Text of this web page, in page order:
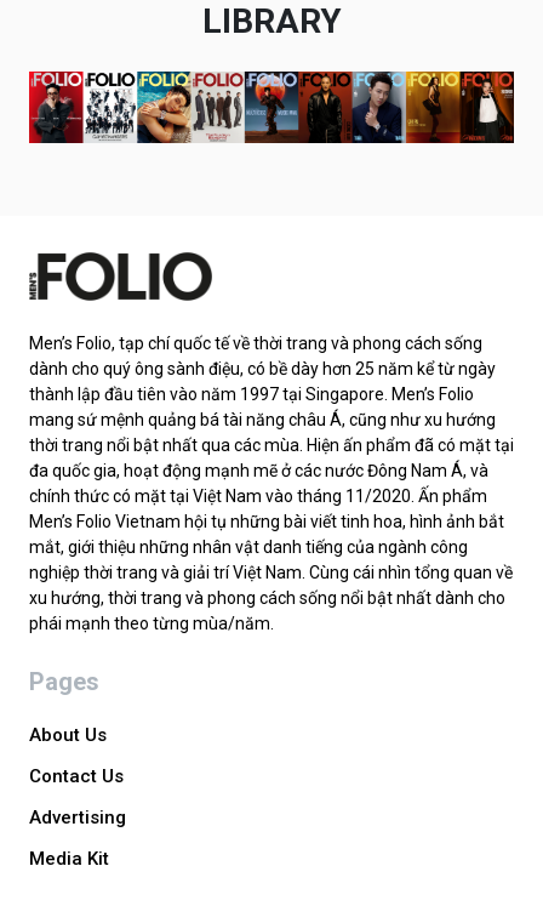
LIBRARY
Men’s Folio, tạp chí quốc tế về thời trang và phong cách sống
dành cho quý ông sành điệu, có bề dày hơn 25 năm kể từ ngày
thành lập đầu tiên vào năm 1997 tại Singapore. Men’s Folio
mang sứ mệnh quảng bá tài năng châu Á, cũng như xu hướng
thời trang nổi bật nhất qua các mùa. Hiện ấn phẩm đã có mặt tại
đa quốc gia, hoạt động mạnh mẽ ở các nước Đông Nam Á, và
chính thức có mặt tại Việt Nam vào tháng 11/2020. Ấn phẩm
Men’s Folio Vietnam hội tụ những bài viết tinh hoa, hình ảnh bắt
mắt, giới thiệu những nhân vật danh tiếng của ngành công
nghiệp thời trang và giải trí Việt Nam. Cùng cái nhìn tổng quan về
xu hướng, thời trang và phong cách sống nổi bật nhất dành cho
phái mạnh theo từng mùa/năm.
Pages
About Us
Contact Us
Advertising
Media Kit